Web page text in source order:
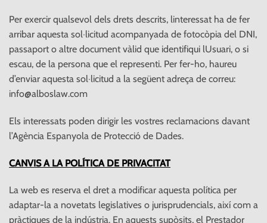
Per exercir qualsevol dels drets descrits, linteressat ha de fer
arribar aquesta sol·licitud acompanyada de fotocòpia del DNI,
passaport o altre document vàlid que identifiqui lUsuari, o si
escau, de la persona que el representi. Per fer-ho, haureu
d’enviar aquesta sol·licitud a la següent adreça de correu:
info@alboslaw.com
Els interessats poden dirigir les vostres reclamacions davant
l’Agència Espanyola de Protecció de Dades.
CANVIS A LA POLÍTICA DE PRIVACITAT
La web es reserva el dret a modificar aquesta política per
adaptar-la a novetats legislatives o jurisprudencials, així com a
pràctiques de la indústria. En aquests supòsits, el Prestador